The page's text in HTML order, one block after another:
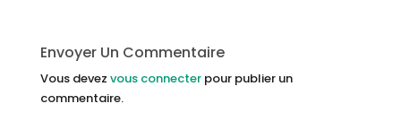
Envoyer Un Commentaire
Vous devez vous connecterpour publier un
commentaire.